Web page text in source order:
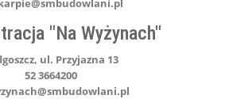
"Na Wyżynach"
ul. Przyjazna 13
52 3664200